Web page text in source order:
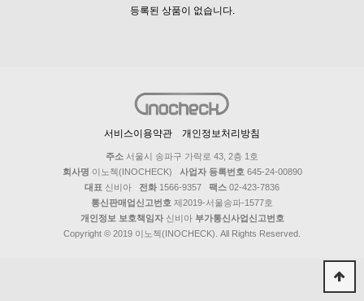
등록된 상품이 없습니다.
서비스이용약관 개인정보처리방침
주소 서울시 송파구 가락로 43, 2층 1호
회사명 이노첵(INOCHECK) 사업자 등록번호 645-24-00890
대표 신비아 전화 1566-9357 팩스 02-423-7836
통신판매업신고번호 제2019-서울송파-1577호
개인정보 보호책임자신비아 부가통신사업신고번호
Copyright © 2019 이노첵(INOCHECK). All Rights Reserved.